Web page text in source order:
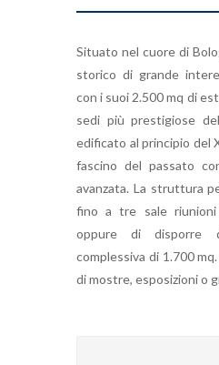
Situato nel cuore di
storico di grande
con i suoi 2.500 mq di
sedi più prestigiose
edificato al principio del
fascino del passato
avanzata. La struttura
fino a tre sale riunioni
oppure di disporre
complessiva di 1.700
di mostre, esposizioni o